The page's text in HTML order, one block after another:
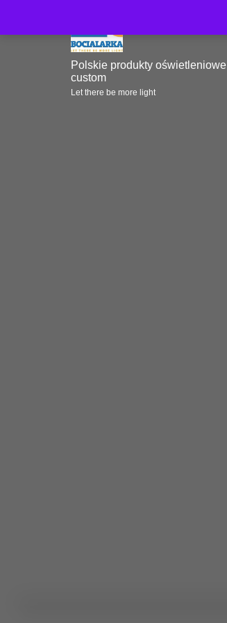
Polskie produkty oświetleniowe
custom
Let there be more light